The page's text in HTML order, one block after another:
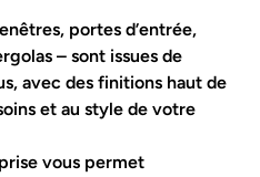
portes d’entrée,
– sont issues de
avec des finitions haut de
et au style de votre
vous permet